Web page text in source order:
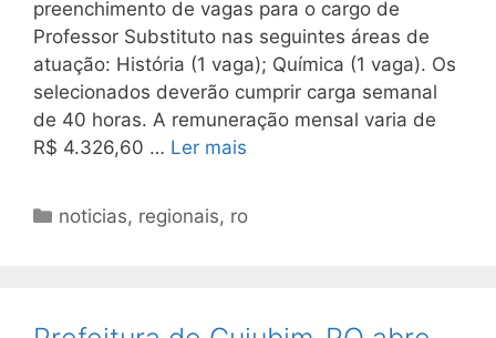
preenchimento de vagas para o cargo de
Professor Substituto nas seguintes áreas de
atuação: História (1 vaga); Química (1 vaga). Os
selecionados deverão cumprir carga semanal
de 40 horas. A remuneração mensal varia de
R$ 4.326,60 … Ler mais
Categorias
noticias, regionais, ro